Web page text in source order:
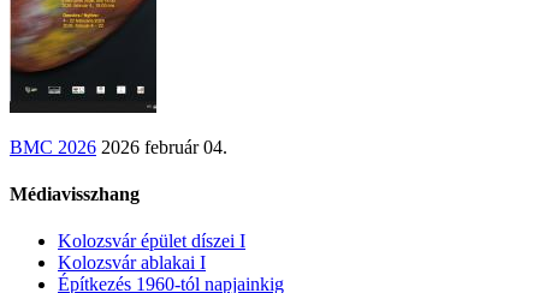
BMC 2026 2026 február 04.
Médiavisszhang
Kolozsvár épület díszei I
Kolozsvár ablakai I
Építkezés 1960-tól napjainkig